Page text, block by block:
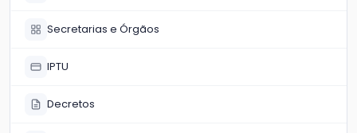
Secretarias e Órgãos
IPTU
Decretos